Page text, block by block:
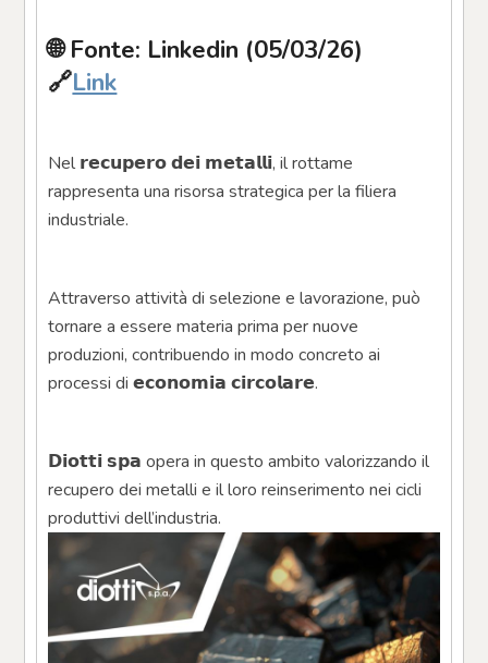
🌐 Fonte: Linkedin (05/03/26)
🔗Link
Nel 𝗿𝗲𝗰𝘂𝗽𝗲𝗿𝗼 𝗱𝗲𝗶 𝗺𝗲𝘁𝗮𝗹𝗹𝗶, il rottame
rappresenta una risorsa strategica per la filiera
industriale.
Attraverso attività di selezione e lavorazione, può
tornare a essere materia prima per nuove
produzioni, contribuendo in modo concreto ai
processi di 𝗲𝗰𝗼𝗻𝗼𝗺𝗶𝗮 𝗰𝗶𝗿𝗰𝗼𝗹𝗮𝗿𝗲.
𝗗𝗶𝗼𝘁𝘁𝗶 𝘀𝗽𝗮 opera in questo ambito valorizzando il
recupero dei metalli e il loro reinserimento nei cicli
produttivi dell’industria.